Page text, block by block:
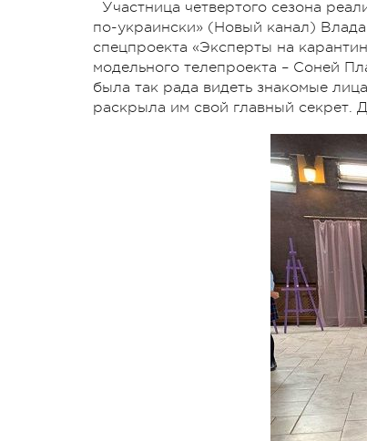
Участница четвертого сезона
по-украински» (Новый канал)
спецпроекта «Эксперты на
модельного телепроекта – Соней
была так рада видеть знакомые
раскрыла им свой главный секрет.